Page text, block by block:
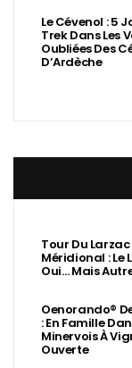
Le Cévenol : 5
Trek Dans Les
Oubliées Des
D’Ardèche
Tour Du Larzac
Méridional : Le
Oui… Mais
Oenorando®
: En Famille
Minervois À
Ouverte